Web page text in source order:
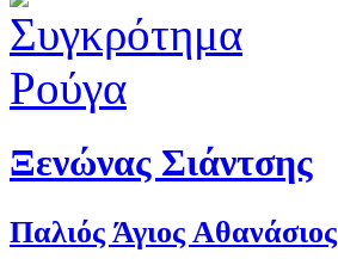
Ξενώνας Σιάντσης
Παλιός Άγιος Αθανάσιος